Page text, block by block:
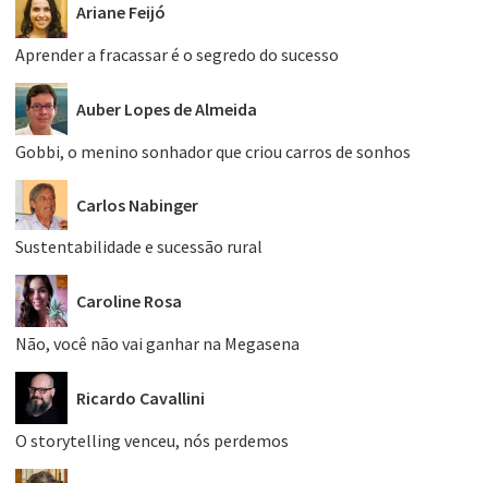
Ariane Feijó
Aprender a fracassar é o segredo do sucesso
Auber Lopes de Almeida
Gobbi, o menino sonhador que criou carros de sonhos
Carlos Nabinger
Sustentabilidade e sucessão rural
Caroline Rosa
Não, você não vai ganhar na Megasena
Ricardo Cavallini
O storytelling venceu, nós perdemos